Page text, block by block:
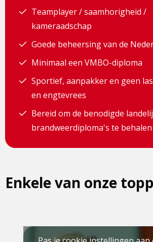
Teamplayer / saamhorigheid /
kameraadschap
Goede beheersing van de
Minimaal een VMBO-diploma
Sportief, aanpakker en geen
en engtevrees
Bereid om de benodigde
brandweerdiploma's te behalen
Enkele van onze